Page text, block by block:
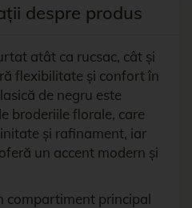
despre produs
atât ca rucsac, cât și
flexibilitate și confort în
de negru este
broderiile florale, care
și rafinament, iar
un accent modern și
compartiment principal